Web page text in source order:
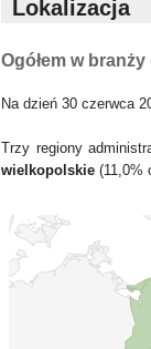
Lokalizacja
Ogółem w
Na dzień 30 czerwca
Trzy regiony
wielkopolskie (11,0%